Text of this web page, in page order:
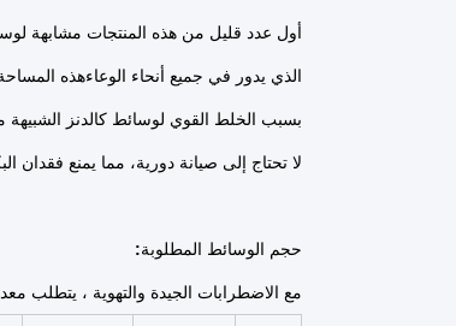
أول عدد قليل من هذه المنتجات مشابهة
الذي يدور في جميع أنحاء الوعاءهذه
بسبب الخلط القوي لوسائط كالدنز الشبيهة
لا تحتاج إلى صيانة دورية، مما يمنع فقدان
حجم الوسائط المطلوبة:
مع الاضطرابات الجيدة والتهوية ، يتطلب معدل تغذية يتراوح بين 0.25 كجم و 0.75 كجم من